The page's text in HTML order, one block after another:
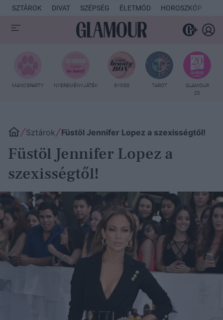
SZTÁROK DIVAT SZÉPSÉG ÉLETMÓD HOROSZKÓP
MANCSPARTY NYEREMÉNYJÁTÉK SYOSS TAROT
GLAMOUR
20
Sztárok Füstöl Jennifer Lopez a szexisségtől!
Füstöl Jennifer Lopez a
szexisségtől!